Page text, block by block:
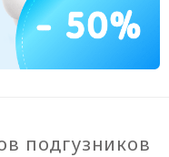
подгузников